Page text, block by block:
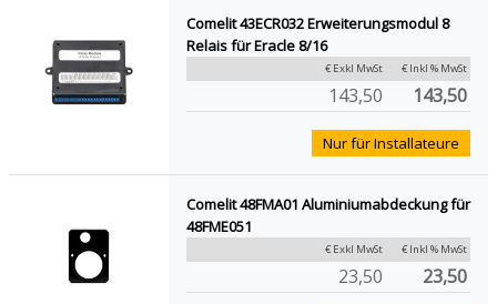
Comelit 43ECR032 Erweiterungsmodul 8
Relais für Eracle 8/16
€ Exkl MwSt € Inkl % MwSt
143,50 143,50
Nur für Installateure
Comelit 48FMA01 Aluminiumabdeckung für
48FME051
€ Exkl MwSt € Inkl % MwSt
23,50 23,50